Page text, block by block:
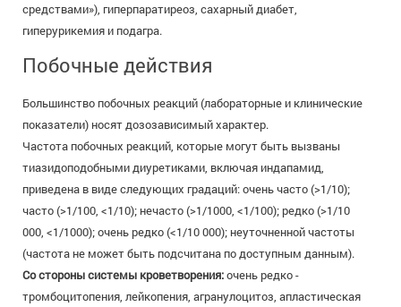
средствами»), гиперпаратиреоз, сахарный диабет,
гиперурикемия и подагра.
Побочные действия
Большинство побочных реакций (лабораторные и клинические
показатели) носят дозозависимый характер.
Частота побочных реакций, которые могут быть вызваны
тиазидоподобными диуретиками, включая индапамид,
приведена в виде следующих градаций: очень часто (>1/10);
часто (>1/100, <1/10); нечасто (>1/1000, <1/100); редко (>1/10
000, <1/1000); очень редко (<1/10 000); неуточненной частоты
(частота не может быть подсчитана по доступным данным).
Со стороны системы кроветворения:очень редко -
тромбоцитопения, лейкопения, агранулоцитоз, апластическая